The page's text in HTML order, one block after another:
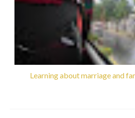
Learning about marriage and